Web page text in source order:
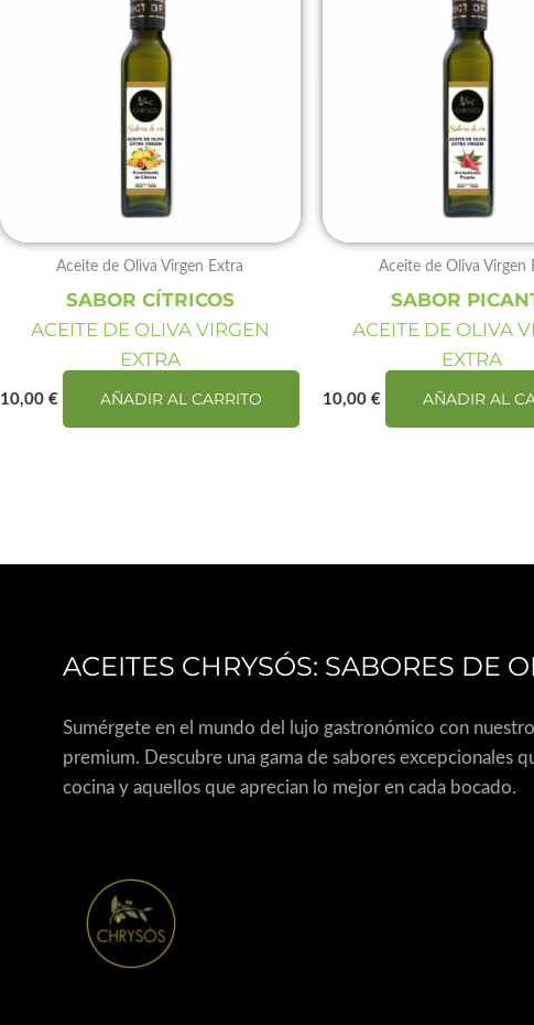
Aceite de Oliva Virgen Extra
SABOR CÍTRICOS
ACEITE DE OLIVA VIRGEN
EXTRA
10,00€ AÑADIR AL CARRITO
Aceite de Oliva Virgen
SABOR
ACEITE DE OLIVA
EXTRA
10,00 € AÑADIR AL
ACEITES CHRYSÓS: SABORES DE
Sumérgete en el mundo del lujo gastronómico con
premium. Descubre una gama de sabores excepcionales
cocina y aquellos que aprecian lo mejor en cada bocado.